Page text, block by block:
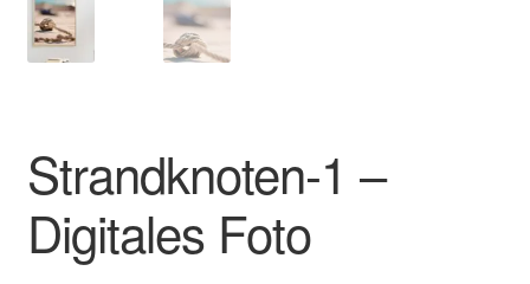
Strandknoten-1 –
Digitales Foto